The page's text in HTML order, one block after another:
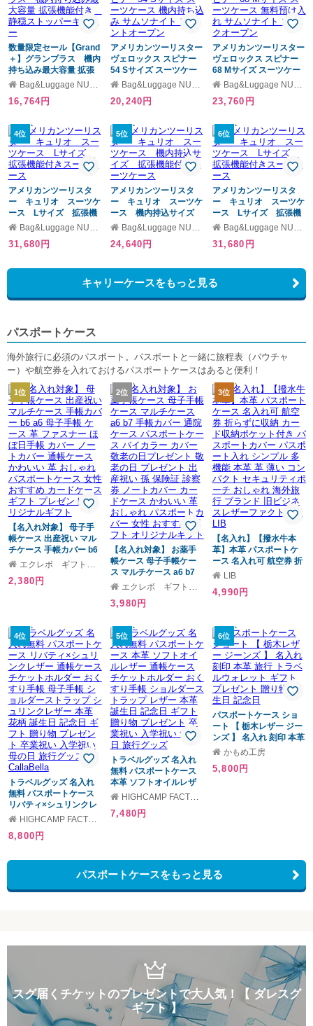
数量限定セール【Grand
＋】グランプラス 機内
持ち込み最大容量 拡張
機能付き 静穏ストッパ
Bag&Luggage NUOVO
16,764円
アメリカンツーリスター
ヴェロックス スピナー
54 Sサイズ スーツケー
ス 機内持ち込み サムソ
ン
Bag&Luggage NUOVO
20,240円
アメリカンツーリスター
ヴェロックス スピナー
68 Mサイズ スーツケー
ス 無料預け入れ サムソ
Bag&Luggage NUOVO
23,760円
4位
アメリカンツーリスタ
ー キュリオ スーツケ
ース Lサイズ 拡張機
能付きスーツケース
Bag&Luggage NUOVO
31,680円
5位
アメリカンツーリスタ
ー キュリオ スーツケ
ース 機内持込サイズ
拡張機能付きスーツケー
Bag&Luggage NUOVO
24,640円
6位
アメリカンツーリスタ
ー キュリオ スーツケ
ース Lサイズ 拡張機
能付きスーツケース
Bag&Luggage NUOVO
31,680円
キャリーケースをもっと見る
パスポートケース
海外旅行に必須のパスポート。パスポートと一緒に旅程表（バウチャ
ー）や航空券を入れておけるパスポートケースはあると便利！
1位
【名入れ対象】 母子手
帳ケース 出産祝い マル
チケース 手帳カバー b6
a6 母子手帳 ケース 革 フ
バー ノートカバー 通帳
ース ギフト プレゼント
オリジナルギフト
エクレボ ギフトモール店
2,380円
2位
【名入れ対象】 お薬手
帳ケース 母子手帳ケー
ス マルチケース a6 b7
手帳カバー 通院ケース
カラー カバー 敬老の日
レゼント 出産祝い 孫 保
険証 診察券 ノートカバ
ー カードケース かわい
い 革 おしゃれ パスポー
トカバー 女性 おすすめ
ギフト オリジナルギフ
ト
エクレボ ギフトモール店
3,980円
3位
【名入れ】【撥水牛本
革】本革 パスポートケ
ース 名入れ可 航空券 折
らずに収納 カード収納
トカバー パスポート入
ュリティポーチ おしゃ
れ 海外旅行 ブランド 旧
ビジネスレザーファクト
リー LIB
LIB
4,990円
4位
トラベルグッズ 名入れ
無料 パスポートケース
リバティ×シュリンクレ
ザー 通帳ケース チケッ
帳 母子手帳 ショルダー
レザー 本革 花柄 誕生日
記念日 ギフト 贈り物 プ
祝い 母の日 旅行グッズ
HIGHCAMP FACTORY STOREギフトモール店
8,800円
5位
トラベルグッズ 名入れ
無料 パスポートケース
本革 ソフトオイルレザ
ー 通帳ケース チケット
ショルダーストラップ
父の日 旅行グッズ
HIGHCAMP FACTORY STOREギフトモール店
7,480円
6位
パスポートケース ショ
ート 【 栃木レザー ジー
ンズ 】 名入れ 刻印 本革
旅行 トラベルウォレッ
り物 誕生日 記念日
かもめ工房
5,800円
パスポートケースをもっと見る
スグ届くチケットのプレゼントで大人気！【 ダレスグ
ギフト 】